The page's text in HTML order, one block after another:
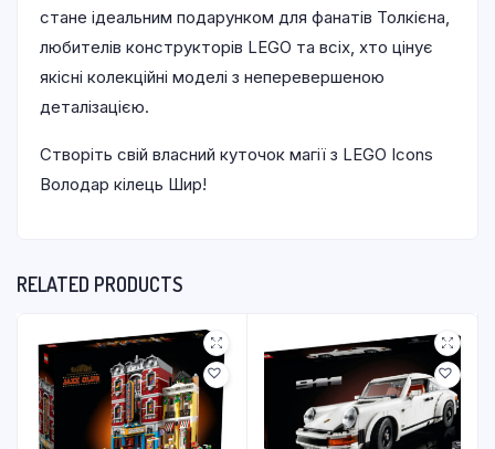
стане ідеальним подарунком для фанатів Толкієна,
любителів конструкторів LEGO та всіх, хто цінує
якісні колекційні моделі з неперевершеною
деталізацією.
Створіть свій власний куточок магії з LEGO Icons
Володар кілець Шир!
RELATED PRODUCTS